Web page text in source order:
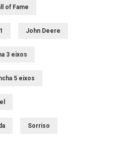
of Fame
John Deere
3 eixos
5 eixos
Sorriso